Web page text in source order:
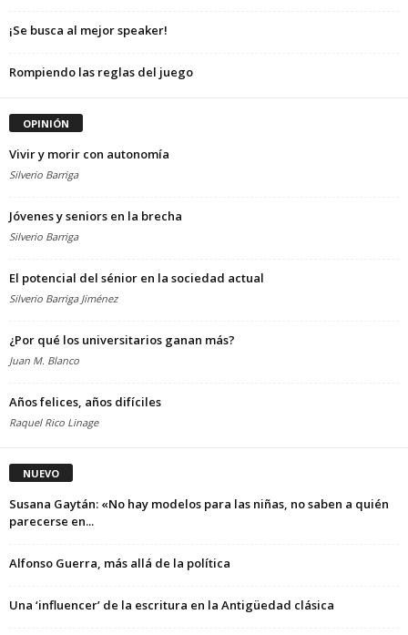
¡Se busca al mejor speaker!
Rompiendo las reglas del juego
OPINIÓN
Vivir y morir con autonomía
Silverio Barriga
Jóvenes y seniors en la brecha
Silverio Barriga
El potencial del sénior en la sociedad actual
Silverio Barriga Jiménez
¿Por qué los universitarios ganan más?
Juan M. Blanco
Años felices, años difíciles
Raquel Rico Linage
NUEVO
Susana Gaytán: «No hay modelos para las niñas, no saben a quién
parecerse en...
Alfonso Guerra, más allá de la política
Una ‘influencer’ de la escritura en la Antigüedad clásica